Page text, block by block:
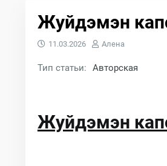
Жуйдэмэн
11.03.2026 Алена
Тип статьи: Авторская
Жуйдэмэн